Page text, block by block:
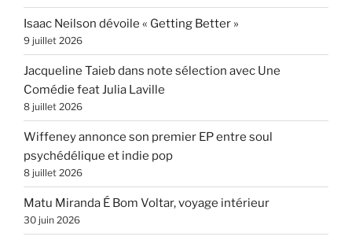
Isaac Neilson dévoile « Getting Better »
9 juillet 2026
Jacqueline Taieb dans note sélection avec Une
Comédie feat Julia Laville
8 juillet 2026
Wiffeney annonce son premier EP entre soul
psychédélique et indie pop
8 juillet 2026
Matu Miranda É Bom Voltar, voyage intérieur
30 juin 2026